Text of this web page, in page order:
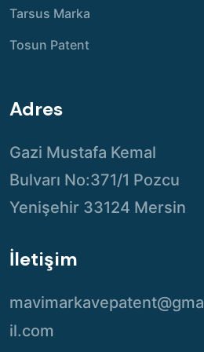
Tarsus Marka
Tosun Patent
Adres
Gazi Mustafa Kemal
Bulvarı No:371/1 Pozcu
Yenişehir 33124 Mersin
İletişim
mavimarkavepatent@gma
il.com